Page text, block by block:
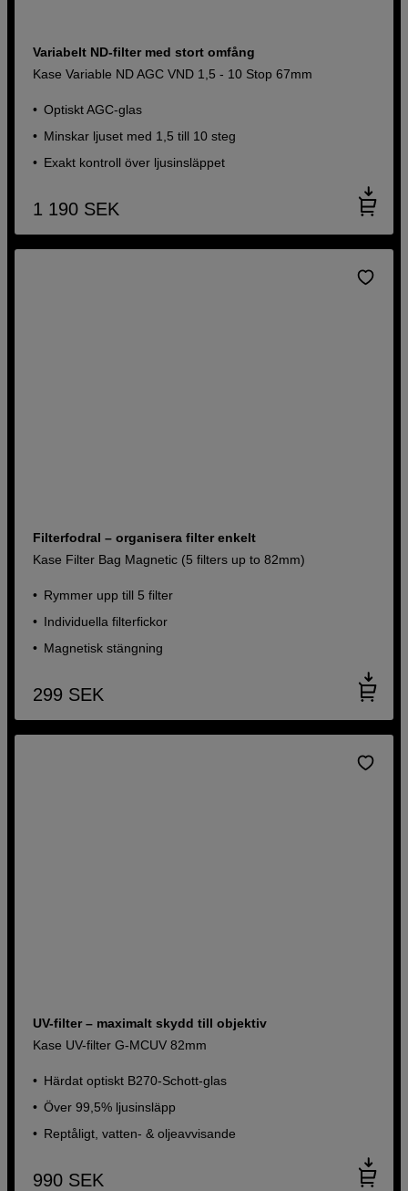
Variabelt ND-filter med stort omfång
Kase Variable ND AGC VND 1,5 - 10 Stop 67mm
Optiskt AGC-glas
Minskar ljuset med 1,5 till 10 steg
Exakt kontroll över ljusinsläppet
1 190 SEK
Filterfodral – organisera filter enkelt
Kase Filter Bag Magnetic (5 filters up to 82mm)
Rymmer upp till 5 filter
Individuella filterfickor
Magnetisk stängning
299 SEK
UV-filter – maximalt skydd till objektiv
Kase UV-filter G-MCUV 82mm
Härdat optiskt B270-Schott-glas
Över 99,5% ljusinsläpp
Reptåligt, vatten- & oljeavvisande
990 SEK